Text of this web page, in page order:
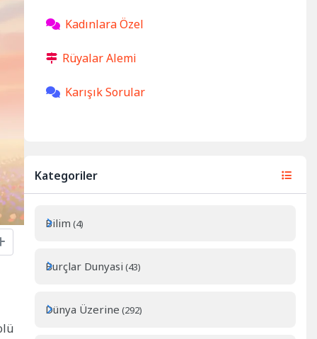
Kadınlara Özel
Rüyalar Alemi
Karışık Sorular
Kategoriler
Bilim (4)
Burçlar Dunyasi (43)
Dünya Üzerine (292)